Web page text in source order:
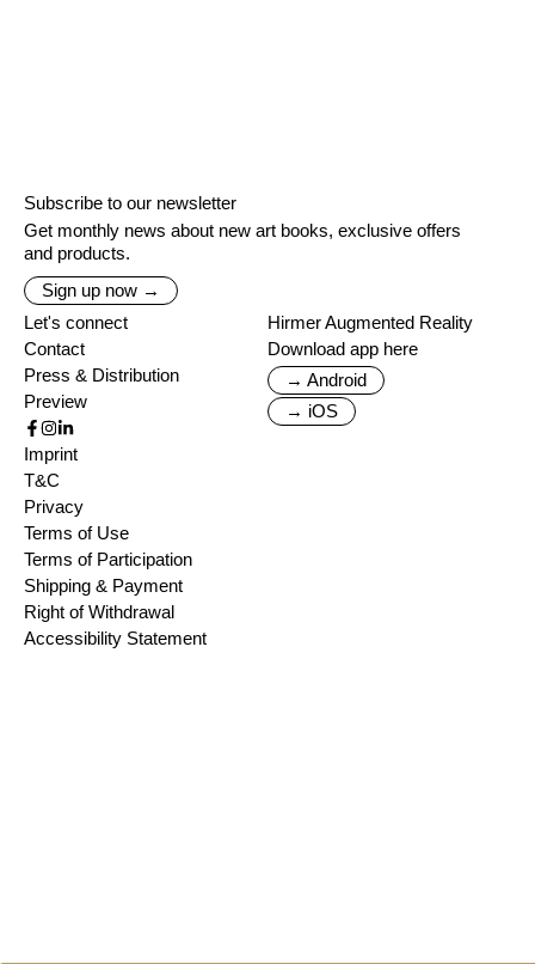
Subscribe to our newsletter
Get monthly news about new art books, exclusive offers
and products.
Sign up now →
Let's connect
Contact
Press & Distribution
Preview
Hirmer Augmented Reality
Download app here
→ Android
→ iOS
Imprint
T&C
Privacy
Terms of Use
Terms of Participation
Shipping & Payment
Right of Withdrawal
Accessibility Statement